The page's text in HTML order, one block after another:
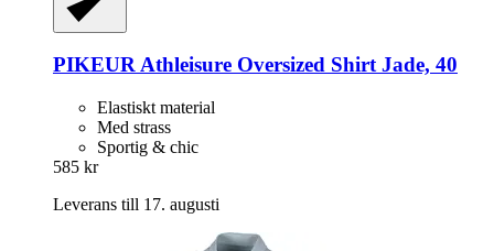
PIKEURAthleisure Oversized Shirt Jade, 40
Elastiskt material
Med strass
Sportig & chic
585 kr
Leverans till 17. augusti